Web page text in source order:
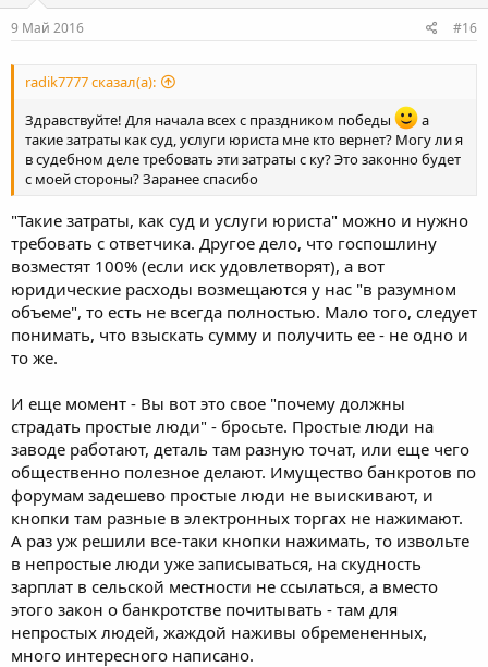
9 Май 2016 #16
radik7777 сказал(а):
Здравствуйте! Для начала всех с праздником победы
а
такие затраты как суд, услуги юриста мне кто вернет? Могу ли я
в судебном деле требовать эти затраты с ку? Это законно будет
с моей стороны? Заранее спасибо
"Такие затраты, как суд и услуги юриста" можно и нужно
требовать с ответчика. Другое дело, что госпошлину
возместят 100% (если иск удовлетворят), а вот
юридические расходы возмещаются у нас "в разумном
объеме", то есть не всегда полностью. Мало того, следует
понимать, что взыскать сумму и получить ее - не одно и
то же.
И еще момент - Вы вот это свое "почему должны
страдать простые люди" - бросьте. Простые люди на
заводе работают, деталь там разную точат, или еще чего
общественно полезное делают. Имущество банкротов по
форумам задешево простые люди не выискивают, и
кнопки там разные в электронных торгах не нажимают.
А раз уж решили все-таки кнопки нажимать, то извольте
в непростые люди уже записываться, на скудность
зарплат в сельской местности не ссылаться, а вместо
этого закон о банкротстве почитывать - там для
непростых людей, жаждой наживы обремененных,
много интересного написано.